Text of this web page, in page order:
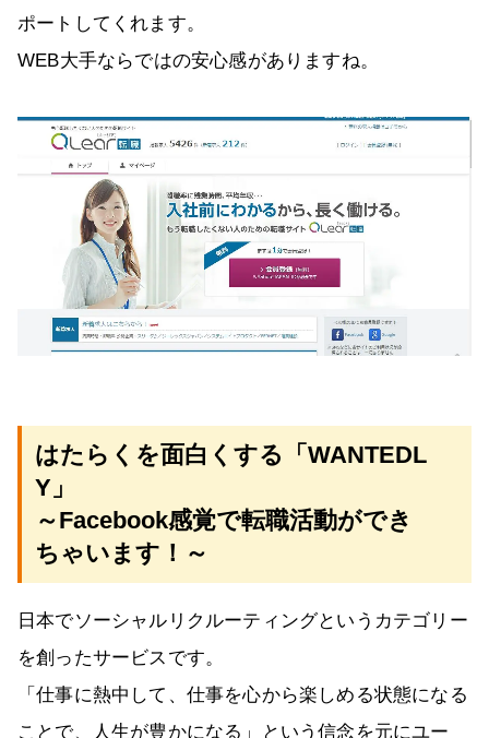
ポートしてくれます。
WEB大手ならではの安心感がありますね。
はたらくを面白くする「WANTEDL
Y」
～Facebook感覚で転職活動ができ
ちゃいます！～
日本でソーシャルリクルーティングというカテゴリー
を創ったサービスです。
「仕事に熱中して、仕事を心から楽しめる状態になる
ことで、人生が豊かになる」という信念を元にユー